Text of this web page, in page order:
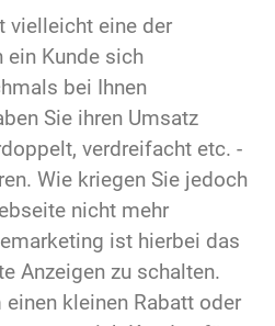
vielleicht eine der
ein Kunde sich
bei Ihnen
Sie ihren Umsatz
verdreifacht etc. -
Wie kriegen Sie jedoch
nicht mehr
ist hierbei das
Anzeigen zu schalten.
kleinen Rabatt oder